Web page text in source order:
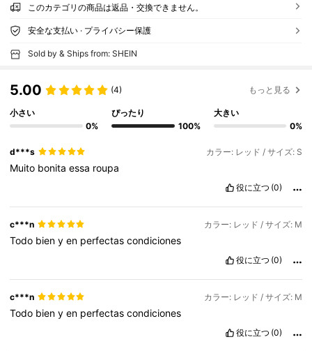
このカテゴリの商品は返品・交換できません。
安全な支払い · プライバシー保護
Sold by & Ships from: SHEIN
5.00 (4) もっと見る
小さい
0%
ぴったり
100%
大きい
0%
d***s カラー: レッド / サイズ: S
Muito bonitaessa roupa
役に立つ (0)
c***n カラー: レッド / サイズ: M
Todo bienyen perfectascondiciones
役に立つ (0)
c***n カラー: レッド / サイズ: M
Todo bienyen perfectascondiciones
役に立つ (0)